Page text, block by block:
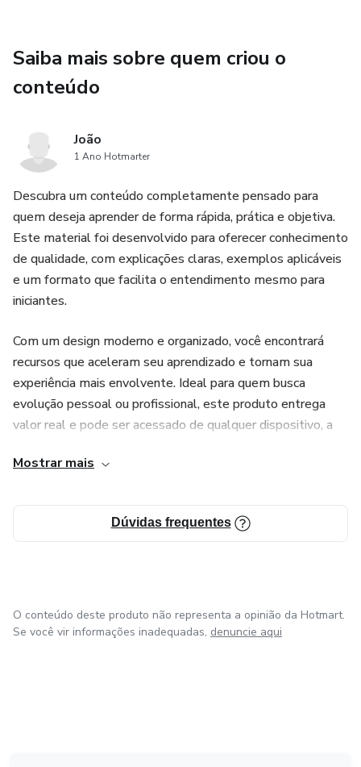
Dicas de alimentação para acelerar a perda de gordura
Estratégias para diminuir a barriga e inchaço
Hábitos que ajudam a manter o peso depois
qualquer pessoa consiga aplicar no dia a dia.
Se você está cansado de tentar emagrecer e não ver
resultado, o Projeto Barriga Zero pode ser o primeiro
passo para uma vida mais saudável, leve e com mais
confiança. Comece hoje mesmo sua transformação! 💪🔥
Saiba mais sobre quem criou o
conteúdo
João
1 Ano Hotmarter
Descubra um conteúdo completamente pensado para
quem deseja aprender de forma rápida, prática e objetiva.
Este material foi desenvolvido para oferecer conhecimento
de qualidade, com explicações claras, exemplos aplicáveis
e um formato que facilita o entendimento mesmo para
iniciantes.
Com um design moderno e organizado, você encontrará
recursos que aceleram seu aprendizado e tornam sua
experiência mais envolvente. Ideal para quem busca
evolução pessoal ou profissional, este produto entrega
valor real e pode ser acessado de qualquer dispositivo, a
criado para gerar transformação e resultados de verdade.
Aproveite agora e dê o próximo passo rumo ao seu
Mostrar mais
Dúvidas frequentes
O conteúdo deste produto não representa a opinião da Hotmart.
Se você vir informações inadequadas, denuncie aqui